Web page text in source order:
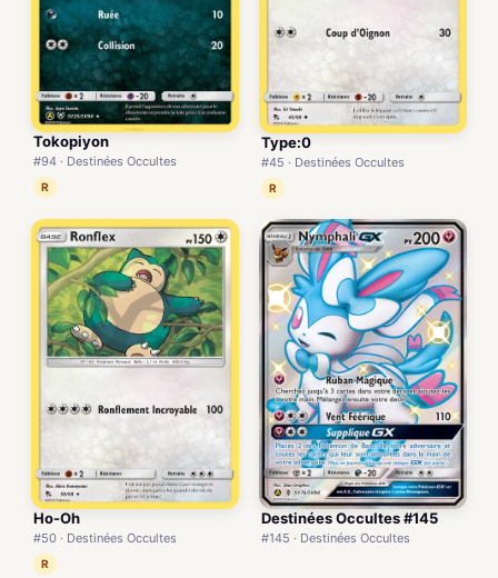
Tokopiyon
#94 · Destinées Occultes
R
Type:0
#45 · Destinées Occultes
R
Ho-Oh
#50 · Destinées Occultes
R
Destinées Occultes #145
#145 · Destinées Occultes